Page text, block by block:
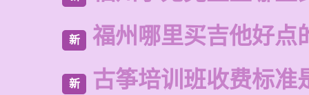
新 福州哪里买吉他好点
新 古筝培训班收费标准